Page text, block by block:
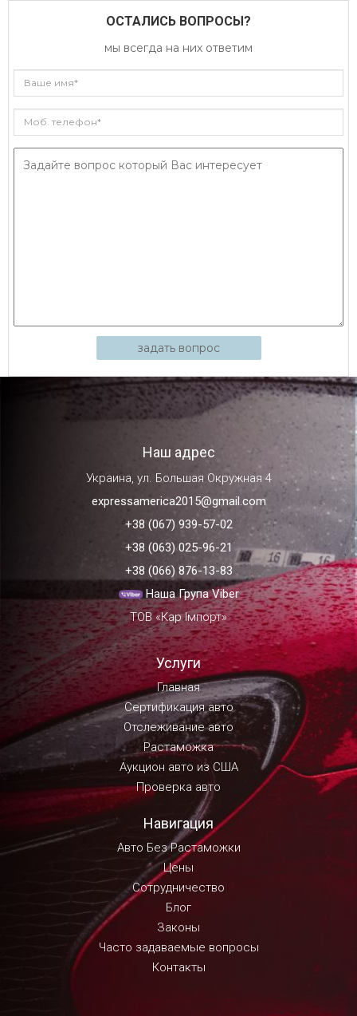
ОСТАЛИСЬ ВОПРОСЫ?
мы всегда на них ответим
задать вопрос
Наш адрес
Украина, ул. Большая Окружная 4
expressamerica2015@gmail.com
+38 (067) 939-57-02
+38 (063) 025-96-21
+38 (066) 876-13-83
Наша Група Viber
ТОВ «Кар Імпорт»
Услуги
Главная
Сертификация авто
Отслеживание авто
Растаможка
Аукцион авто из США
Проверка авто
Навигация
Авто Без Растаможки
Цены
Сотрудничество
Блог
Законы
Часто задаваемые вопросы
Контакты